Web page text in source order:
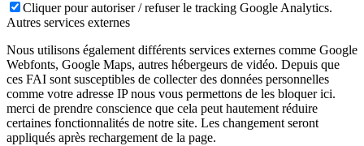
Cliquer pour autoriser / refuser le tracking Google Analytics.
Autres services externes
Nous utilisons également différents services externes comme Google
Webfonts, Google Maps, autres hébergeurs de vidéo. Depuis que
ces FAI sont susceptibles de collecter des données personnelles
comme votre adresse IP nous vous permettons de les bloquer ici.
merci de prendre conscience que cela peut hautement réduire
certaines fonctionnalités de notre site. Les changement seront
appliqués après rechargement de la page.